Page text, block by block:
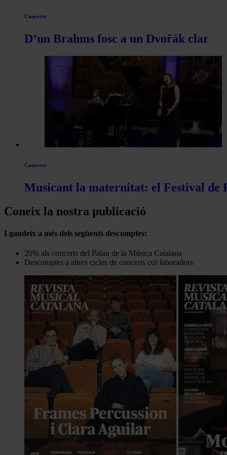
Concerts
D’un Brahms fosc a un Dvořák clar
Concerts
Musicant la maternitat: el Festival de
Coneix la nostra publicació
I gaudeix a més dels següents descomptes:
20% als concerts del Palau de la Música Catalana
Descomptes a altres cicles de concerts col·laboradors